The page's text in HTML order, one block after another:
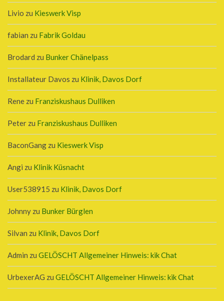
Livio zu Kieswerk Visp
fabian zu Fabrik Goldau
Brodard zu Bunker Chänelpass
Installateur Davos zu Klinik, Davos Dorf
Rene zu Franziskushaus Dulliken
Peter zu Franziskushaus Dulliken
BaconGang zu Kieswerk Visp
Angi zu Klinik Küsnacht
User538915 zu Klinik, Davos Dorf
Johnny zu Bunker Bürglen
Silvan zu Klinik, Davos Dorf
Admin zu GELÖSCHT Allgemeiner Hinweis: kik Chat
UrbexerAG zu GELÖSCHT Allgemeiner Hinweis: kik Chat